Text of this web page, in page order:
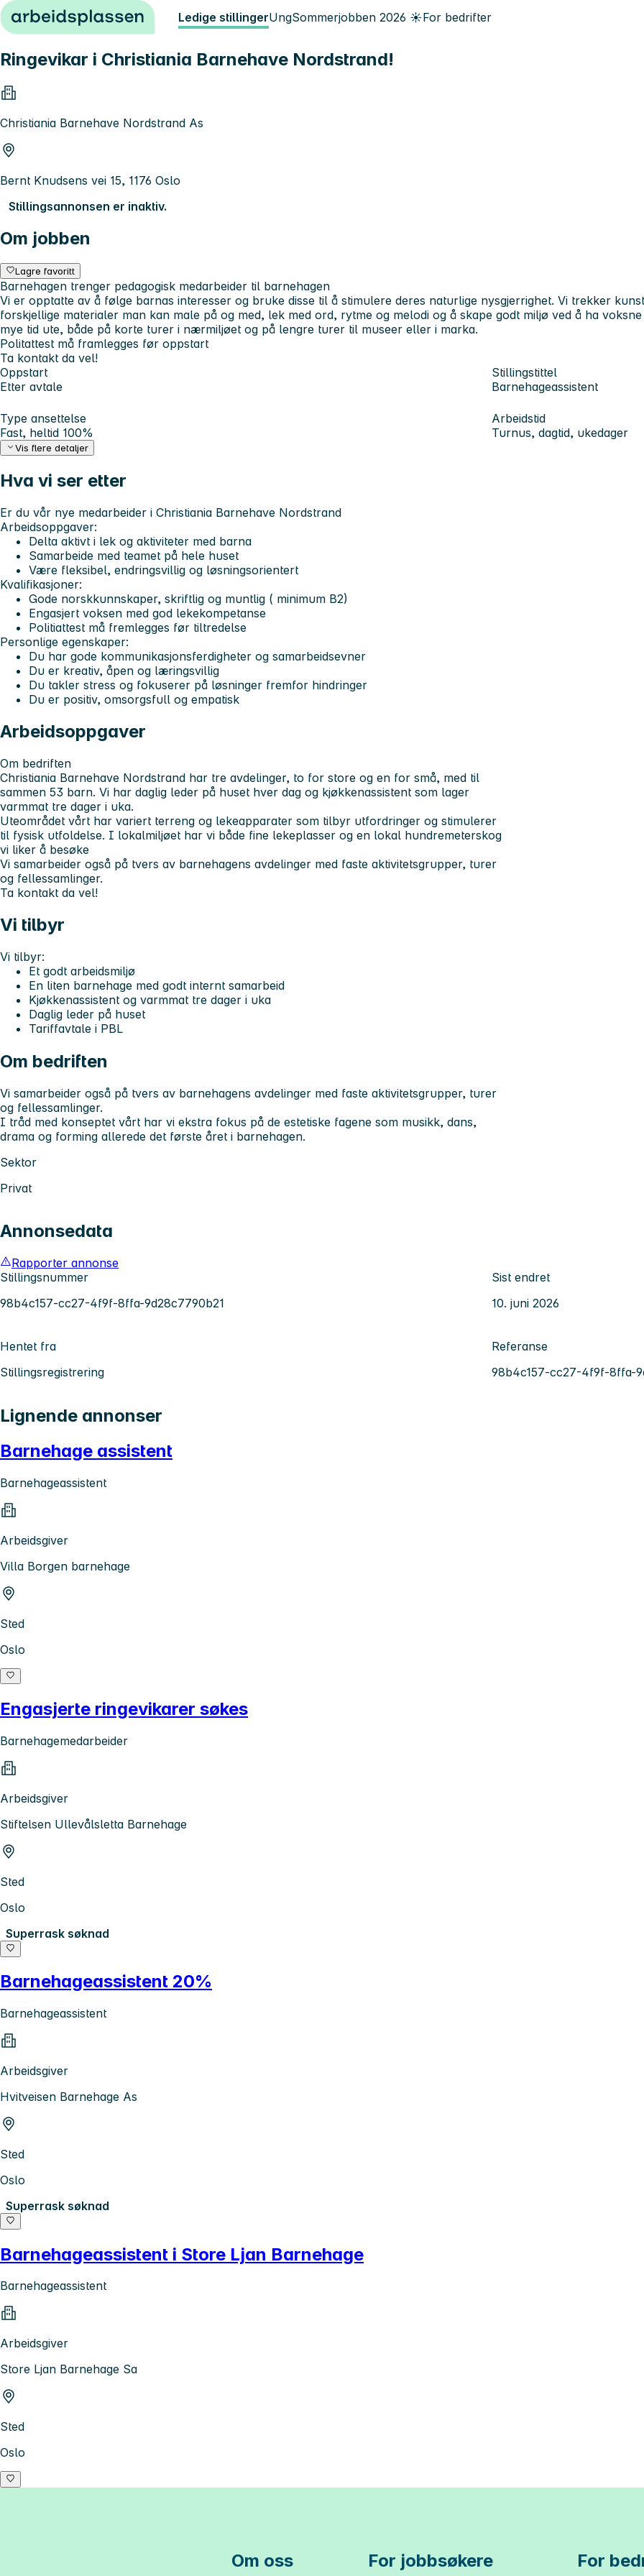
Hopp til innhold Ledige stillingerUngSommerjobben 2026 ☀️For bedrifter
Ringevikar i Christiania Barnehave Nordstrand!
Christiania Barnehave Nordstrand As
Bernt Knudsens vei 15, 1176 Oslo
Stillingsannonsen er inaktiv.
Om jobben
Lagre favoritt
Barnehagen trenger pedagogisk medarbeider til barnehagen
Vi er opptatte av å følge barnas interesser og bruke disse til å stimulere deres naturlige nysgjerrighet. Vi trekker
forskjellige materialer man kan male på og med, lek med ord, rytme og melodi og å skape godt miljø ved å ha
mye tid ute, både på korte turer i nærmiljøet og på lengre turer til museer eller i marka.
Politattest må framlegges før oppstart
Ta kontakt da vel!
Oppstart
Etter avtale
Stillingstittel
Barnehageassistent
Type ansettelse
Fast, heltid 100%
Arbeidstid
Turnus, dagtid, ukedager
Vis flere detaljer
Hva vi ser etter
Er du vår nye medarbeider i Christiania Barnehave Nordstrand
Arbeidsoppgaver:
Delta aktivt i lek og aktiviteter med barna
Samarbeide med teamet på hele huset
Være fleksibel, endringsvillig og løsningsorientert
Kvalifikasjoner:
Gode norskkunnskaper, skriftlig og muntlig ( minimum B2)
Engasjert voksen med god lekekompetanse
Politiattest må fremlegges før tiltredelse
Personlige egenskaper:
Du har gode kommunikasjonsferdigheter og samarbeidsevner
Du er kreativ, åpen og læringsvillig
Du takler stress og fokuserer på løsninger fremfor hindringer
Du er positiv, omsorgsfull og empatisk
Arbeidsoppgaver
Om bedriften
Christiania Barnehave Nordstrand har tre avdelinger, to for store og en for små, med til
sammen 53 barn. Vi har daglig leder på huset hver dag og kjøkkenassistent som lager
varmmat tre dager i uka.
Uteområdet vårt har variert terreng og lekeapparater som tilbyr utfordringer og stimulerer
til fysisk utfoldelse. I lokalmiljøet har vi både fine lekeplasser og en lokal hundremeterskog
vi liker å besøke
Vi samarbeider også på tvers av barnehagens avdelinger med faste aktivitetsgrupper, turer
og fellessamlinger.
Ta kontakt da vel!
Vi tilbyr
Vi tilbyr:
Et godt arbeidsmiljø
En liten barnehage med godt internt samarbeid
Kjøkkenassistent og varmmat tre dager i uka
Daglig leder på huset
Tariffavtale i PBL
Om bedriften
Vi samarbeider også på tvers av barnehagens avdelinger med faste aktivitetsgrupper, turer
og fellessamlinger.
I tråd med konseptet vårt har vi ekstra fokus på de estetiske fagene som musikk, dans,
drama og forming allerede det første året i barnehagen.
Sektor
Privat
Annonsedata
Rapporter annonse
Stillingsnummer
98b4c157-cc27-4f9f-8ffa-9d28c7790b21
Sist endret
10. juni 2026
Hentet fra
Stillingsregistrering
Referanse
98b4c157-cc27-4f9f-8ffa-
Lignende annonser
Barnehage assistent
Barnehageassistent
Arbeidsgiver
Villa Borgen barnehage
Sted
Oslo
Engasjerte ringevikarer søkes
Barnehagemedarbeider
Arbeidsgiver
Stiftelsen Ullevålsletta Barnehage
Sted
Oslo
Superrask søknad
Barnehageassistent 20%
Barnehageassistent
Arbeidsgiver
Hvitveisen Barnehage As
Sted
Oslo
Superrask søknad
Barnehageassistent i Store Ljan Barnehage
Barnehageassistent
Arbeidsgiver
Store Ljan Barnehage Sa
Sted
Oslo
Om oss For jobbsøkere For